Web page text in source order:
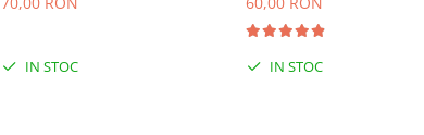
IN STOC IN STOC